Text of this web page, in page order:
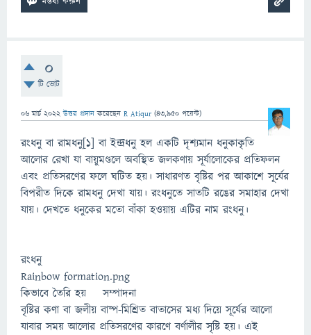
0
টি ভোট
06 মার্চ 2022 উত্তর প্রদান করেছেন R Atiqur (43,950 পয়েন্ট)
রংধনু বা রামধনু[১] বা ইন্দ্রধনু হল একটি দৃশ্যমান ধনুকাকৃতি
আলোর রেখা যা বায়ুমণ্ডলে অবস্থিত জলকণায় সূর্যালোকের প্রতিফলন
এবং প্রতিসরণের ফলে ঘটিত হয়। সাধারণত বৃষ্টির পর আকাশে সূর্যের
বিপরীত দিকে রামধনু দেখা যায়। রংধনুতে সাতটি রঙের সমাহার দেখা
যায়। দেখতে ধনুকের মতো বাঁকা হওয়ায় এটির নাম রংধনু।
রংধনু
Rainbow formation.png
কিভাবে তৈরি হয় সম্পাদনা
বৃষ্টির কণা বা জলীয় বাষ্প-মিশ্রিত বাতাসের মধ্য দিয়ে সূর্যের আলো
যাবার সময় আলোর প্রতিসরণের কারণে বর্ণালীর সৃষ্টি হয়। এই